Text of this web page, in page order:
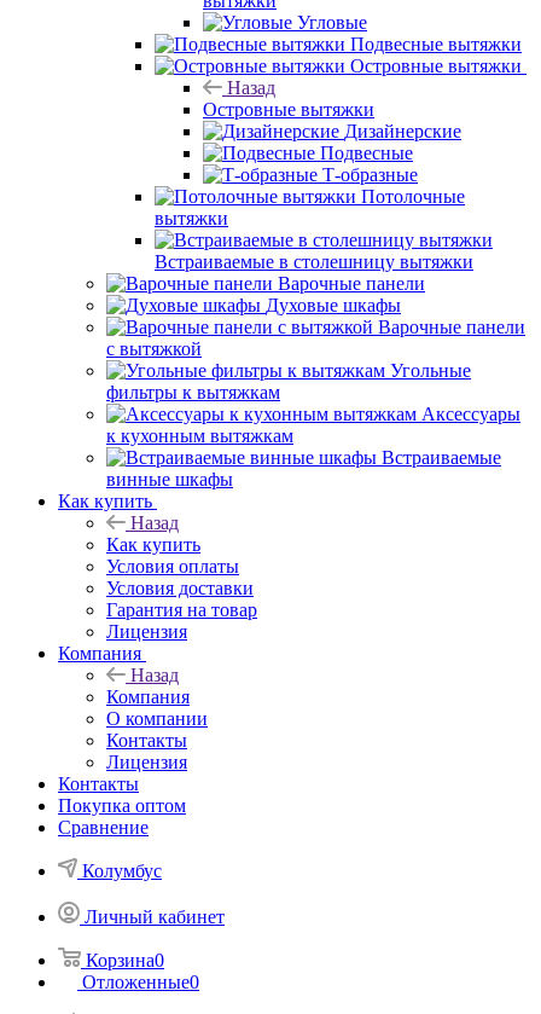
Угловые
Подвесные вытяжки
Островные вытяжки
Назад
Островные вытяжки
Дизайнерские
Подвесные
Т-образные
Потолочные
вытяжки
Встраиваемые в столешницу вытяжки
Варочные панели
Духовые шкафы
Варочные панели
с вытяжкой
Угольные
фильтры к вытяжкам
Аксессуары
к кухонным вытяжкам
Встраиваемые
винные шкафы
Как купить
Назад
Как купить
Условия оплаты
Условия доставки
Гарантия на товар
Лицензия
Компания
Назад
Компания
О компании
Контакты
Лицензия
Контакты
Покупка оптом
Сравнение
Колумбус
Личный кабинет
Корзина0
Отложенные0